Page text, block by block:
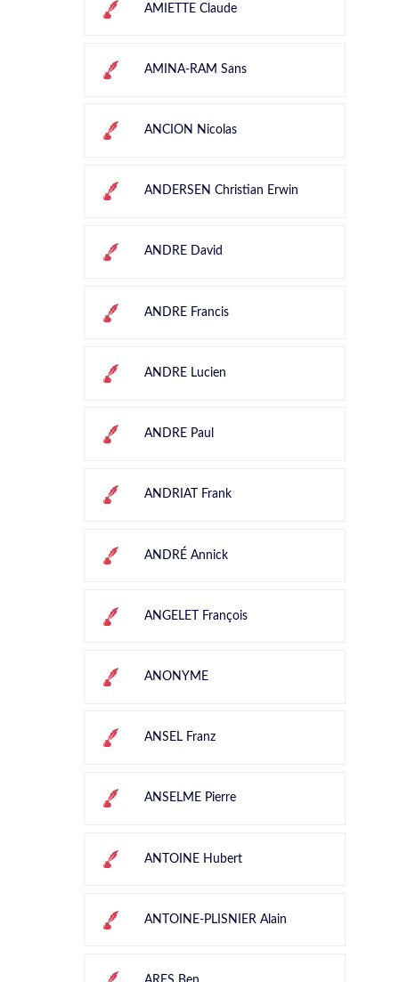
AMIETTE Claude
AMINA-RAM Sans
ANCION Nicolas
ANDERSEN Christian Erwin
ANDRE David
ANDRE Francis
ANDRE Lucien
ANDRE Paul
ANDRIAT Frank
ANDRÉ Annick
ANGELET François
ANONYME
ANSEL Franz
ANSELME Pierre
ANTOINE Hubert
ANTOINE-PLISNIER Alain